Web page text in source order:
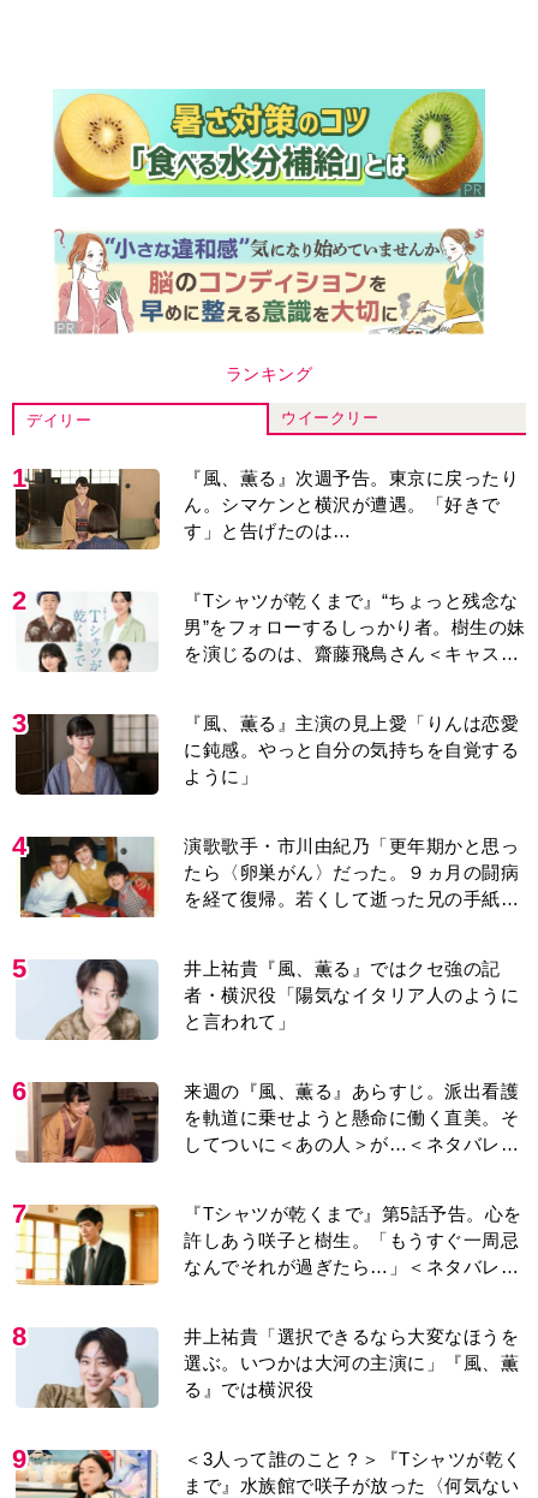
ランキング
デイリー ウイークリー
1
『風、薫る』次週予告。東京に戻ったり
ん。シマケンと横沢が遭遇。「好きで
す」と告げたのは…
2
『Tシャツが乾くまで』“ちょっと残念な
男”をフォローするしっかり者。樹生の妹
を演じるのは、齋藤飛鳥さん＜キャスト
3
『風、薫る』主演の見上愛「りんは恋愛
に鈍感。やっと自分の気持ちを自覚する
ように」
4
演歌歌手・市川由紀乃「更年期かと思っ
たら〈卵巣がん〉だった。９ヵ月の闘病
を経て復帰。若くして逝った兄の手紙を
5
井上祐貴『風、薫る』ではクセ強の記
者・横沢役「陽気なイタリア人のように
と言われて」
6
来週の『風、薫る』あらすじ。派出看護
を軌道に乗せようと懸命に働く直美。そ
してついに＜あの人＞が…＜ネタバレあ
7
『Tシャツが乾くまで』第5話予告。心を
許しあう咲子と樹生。「もうすぐ一周忌
なんでそれが過ぎたら…」＜ネタバレあ
8
井上祐貴「選択できるなら大変なほうを
選ぶ。いつかは大河の主演に」『風、薫
る』では横沢役
9
＜3人って誰のこと？＞『Tシャツが乾く
まで』水族館で咲子が放った〈何気ない